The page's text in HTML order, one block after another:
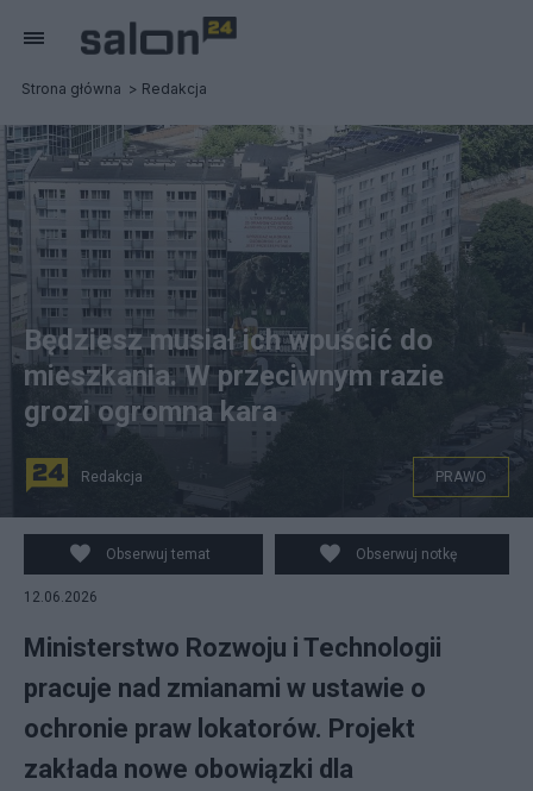
Strona główna Redakcja
Będziesz musiał ich wpuścić do
mieszkania. W przeciwnym razie
grozi ogromna kara
Redakcja PRAWO
Obserwuj temat Obserwuj notkę
12.06.2026
Ministerstwo Rozwoju i Technologii
pracuje nad zmianami w ustawie o
ochronie praw lokatorów. Projekt
zakłada nowe obowiązki dla